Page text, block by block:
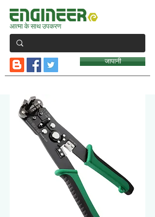
आत्मा के साथ उपकरण
जापानी